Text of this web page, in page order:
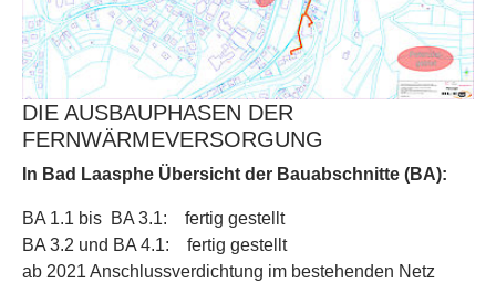
DIE AUSBAUPHASEN DER
FERNWÄRMEVERSORGUNG
In Bad Laasphe Übersicht der Bauabschnitte (BA):
BA 1.1 bis BA 3.1: fertig gestellt
BA 3.2 und BA 4.1: fertig gestellt
ab 2021 Anschlussverdichtung im bestehenden Netz